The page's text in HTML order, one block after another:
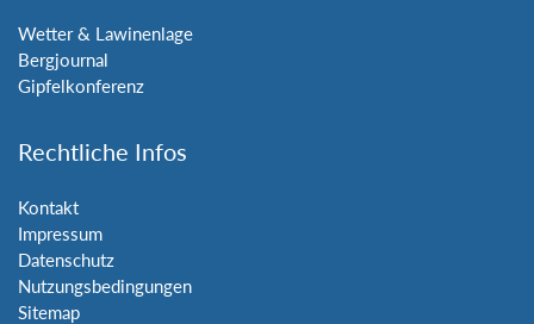
Wetter & Lawinenlage
Bergjournal
Gipfelkonferenz
Rechtliche Infos
Kontakt
Impressum
Datenschutz
Nutzungsbedingungen
Sitemap